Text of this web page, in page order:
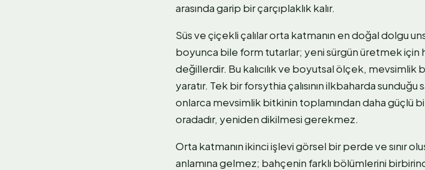
arasında garip bir çarçıplaklık kalır.
Süs ve çiçekli çalılar orta katmanın en doğal dolgu
boyunca bile form tutarlar; yeni sürgün üretmek için
değillerdir. Bu kalıcılık ve boyutsal ölçek,
yaratır. Tek bir forsythia çalısının ilkbaharda
onlarca mevsimlik bitkinin toplamından daha güçlü
oradadır, yeniden dikilmesi gerekmez.
Orta katmanın ikinci işlevi görsel bir perde ve sınır
anlamına gelmez; bahçenin farklı bölümlerini